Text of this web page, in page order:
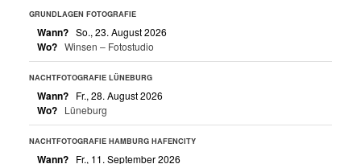
GRUNDLAGEN FOTOGRAFIE
Wann? So., 23. August 2026
Wo? Winsen – Fotostudio
NACHTFOTOGRAFIE LÜNEBURG
Wann? Fr., 28. August 2026
Wo? Lüneburg
NACHTFOTOGRAFIE HAMBURG HAFENCITY
Wann? Fr., 11. September 2026